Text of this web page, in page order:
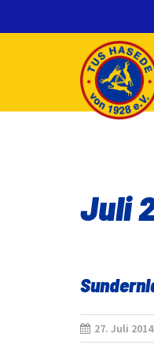
Juli
27. Juli 2014